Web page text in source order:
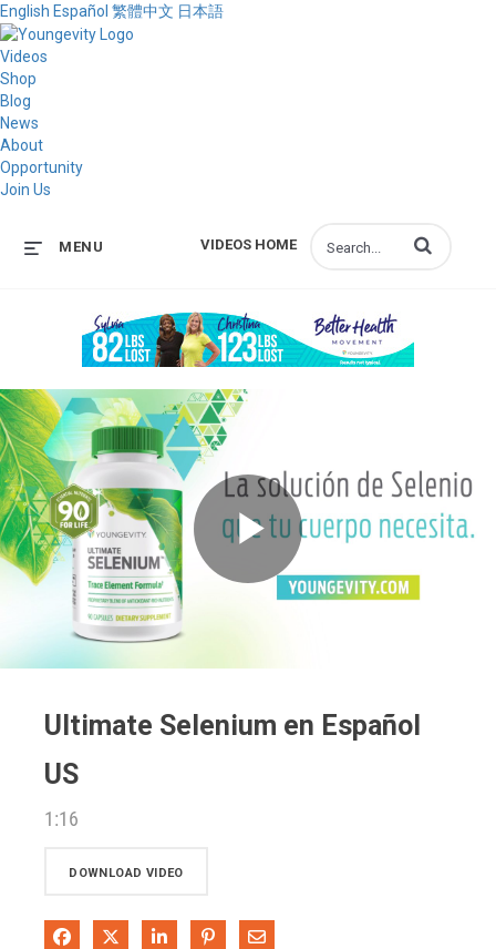
English Español 繁體中文 日本語
Videos
Shop
Blog
News
About
Opportunity
Join Us
VIDEOS HOME
MENU Enter terms to
Play
Ultimate Selenium en Español
US
1:16
DOWNLOAD VIDEO
Share on Facebook
Share on XShare on LinkedIn
Pin on Pinterest
Share via Email